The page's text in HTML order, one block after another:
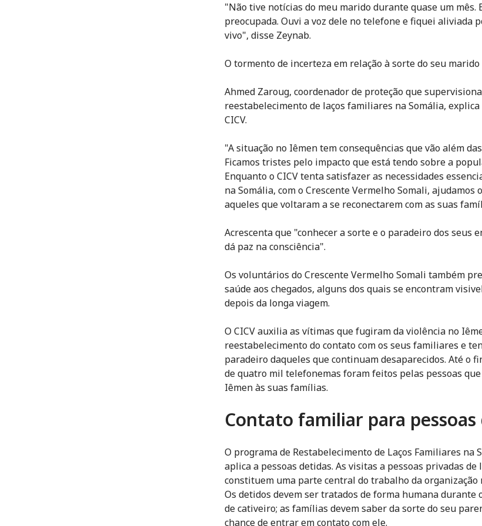
"Não tive notícias do meu marido durante quase um mês.
preocupada. Ouvi a voz dele no telefone e fiquei aliviada
vivo", disse Zeynab.
O tormento de incerteza em relação à sorte do seu marido
Ahmed Zaroug, coordenador de proteção que
reestabelecimento de laços familiares na Somália,
CICV.
"A situação no Iêmen tem consequências que vão além
Ficamos tristes pelo impacto que está tendo sobre a
Enquanto o CICV tenta satisfazer as necessidades
na Somália, com o Crescente Vermelho Somali, ajudamos
aqueles que voltaram a se reconectarem com as suas
Acrescenta que "conhecer a sorte e o paradeiro dos seus
dá paz na consciência".
Os voluntários do Crescente Vermelho Somali também
saúde aos chegados, alguns dos quais se encontram
depois da longa viagem.
O CICV auxilia as vítimas que fugiram da violência no
reestabelecimento do contato com os seus familiares e
paradeiro daqueles que continuam desaparecidos. Até o
de quatro mil telefonemas foram feitos pelas pessoas que
Iêmen às suas famílias.
Contato familiar para pessoas
O programa de Restabelecimento de Laços Familiares na
aplica a pessoas detidas. As visitas a pessoas privadas de
constituem uma parte central do trabalho da organização
Os detidos devem ser tratados de forma humana durante
de cativeiro; as famílias devem saber da sorte do seu
chance de entrar em contato com ele.